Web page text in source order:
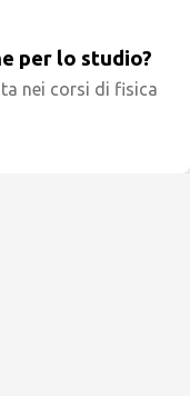
per lo studio?
nei corsi di fisica